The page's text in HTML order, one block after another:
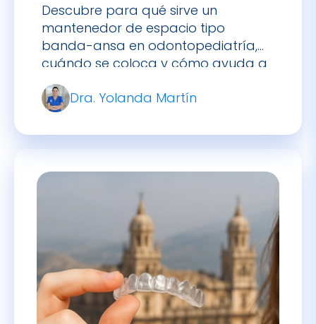
Descubre para qué sirve un
mantenedor de espacio tipo
banda-ansa en odontopediatría,
cuándo se coloca y cómo ayuda a
preservar la alineación dental tras
la pérdida de un diente de leche.
Dra. Yolanda Martín